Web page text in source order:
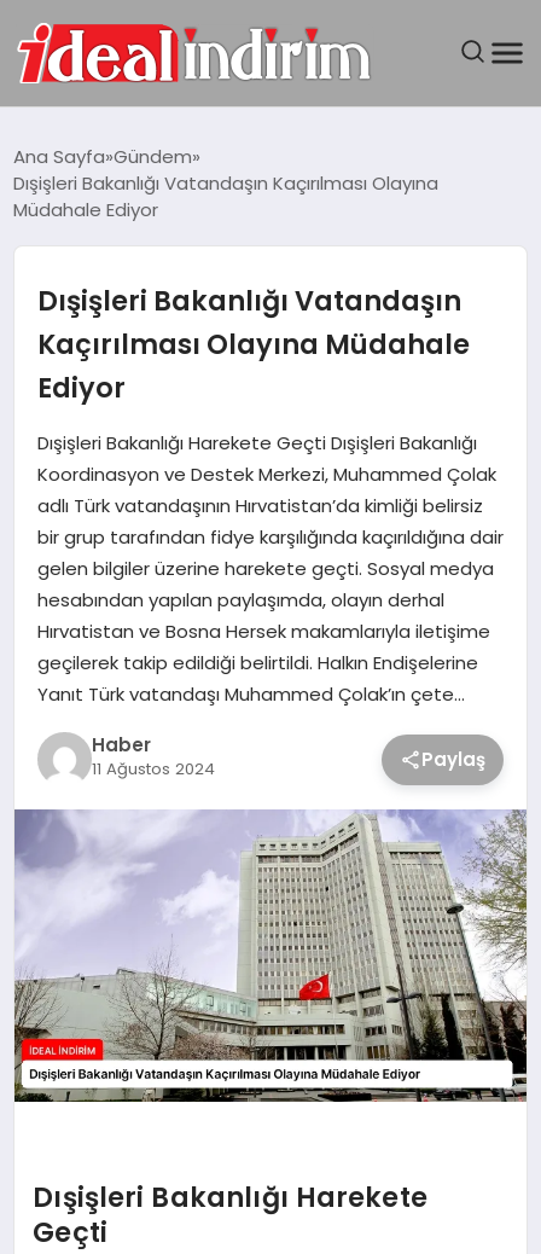
BILGISAYAR
SEYAHAT
TEKNOLOJI
YAŞAM
Ana Sayfa Gündem
Dışişleri Bakanlığı Vatandaşın Kaçırılması Olayına
Müdahale Ediyor
Dışişleri Bakanlığı Vatandaşın
Kaçırılması Olayına Müdahale
Ediyor
Dışişleri Bakanlığı Harekete Geçti Dışişleri Bakanlığı
Koordinasyon ve Destek Merkezi, Muhammed Çolak
adlı Türk vatandaşının Hırvatistan’da kimliği belirsiz
bir grup tarafından fidye karşılığında kaçırıldığına dair
gelen bilgiler üzerine harekete geçti. Sosyal medya
hesabından yapılan paylaşımda, olayın derhal
Hırvatistan ve Bosna Hersek makamlarıyla iletişime
geçilerek takip edildiği belirtildi. Halkın Endişelerine
Yanıt Türk vatandaşı Muhammed Çolak’ın çete…
Haber
11 Ağustos 2024 Paylaş
Dışişleri Bakanlığı Harekete
Geçti